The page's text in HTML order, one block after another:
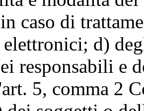
caso di
elettronici; d)
responsabili e
5, comma 2